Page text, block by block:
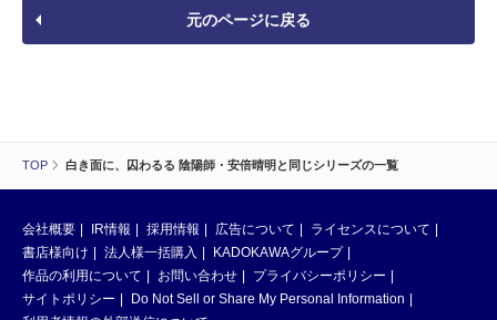
TOP 白き面に、囚わるる 陰陽師・安倍晴明と同じシリーズの一覧
元のページに戻る
会社概要 IR情報 採用情報 広告について
ライセンスについて
書店様向け
法人様一括購入
KADOKAWAグループ
作品の利用について
お問い合わせ
プライバシーポリシー
サイトポリシー
Do Not Sell or Share My Personal Information